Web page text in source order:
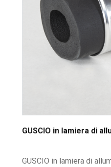
GUSCIO in lamiera di
GUSCIO in lamiera di